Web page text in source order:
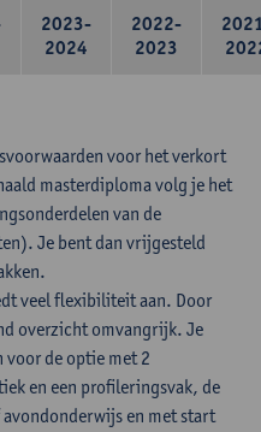
2023-
2024
2022-
2023
voor het verkort
masterdiploma volg je het
van de
Je bent dan vrijgesteld
veel flexibiliteit aan. Door
overzicht omvangrijk. Je
de optie met 2
en een profileringsvak, de
en met start